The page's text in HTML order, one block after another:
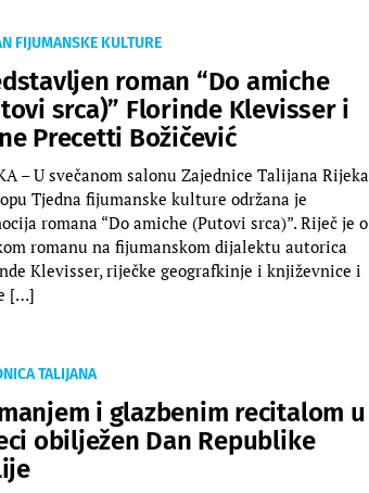
FIJUMANSKE KULTURE
roman “Do amiche
srca)” Florinde Klevisser i
Precetti Božičević
– U svečanom salonu Zajednice Talijana Rijeka
Tjedna fijumanske kulture održana je
romana “Do amiche (Putovi srca)”. Riječ je o
romanu na fijumanskom dijalektu autorica
Klevisser, riječke geografkinje i književnice i
[…]
TALIJANA
i glazbenim recitalom u
obilježen Dan Republike